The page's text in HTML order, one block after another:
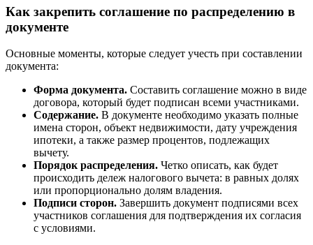
Как закрепить соглашение по распределению в
документе
Основные моменты, которые следует учесть при составлении
документа:
Форма документа. Составить соглашение можно в виде
договора, который будет подписан всеми участниками.
Содержание. В документе необходимо указать полные
имена сторон, объект недвижимости, дату учреждения
ипотеки, а также размер процентов, подлежащих
вычету.
Порядок распределения. Четко описать, как будет
происходить дележ налогового вычета: в равных долях
или пропорционально долям владения.
Подписи сторон. Завершить документ подписями всех
участников соглашения для подтверждения их согласия
с условиями.